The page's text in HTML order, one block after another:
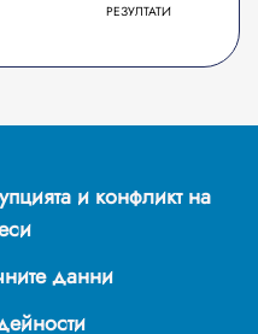
РЕЗУЛТАТИ
и конфликт на
данни